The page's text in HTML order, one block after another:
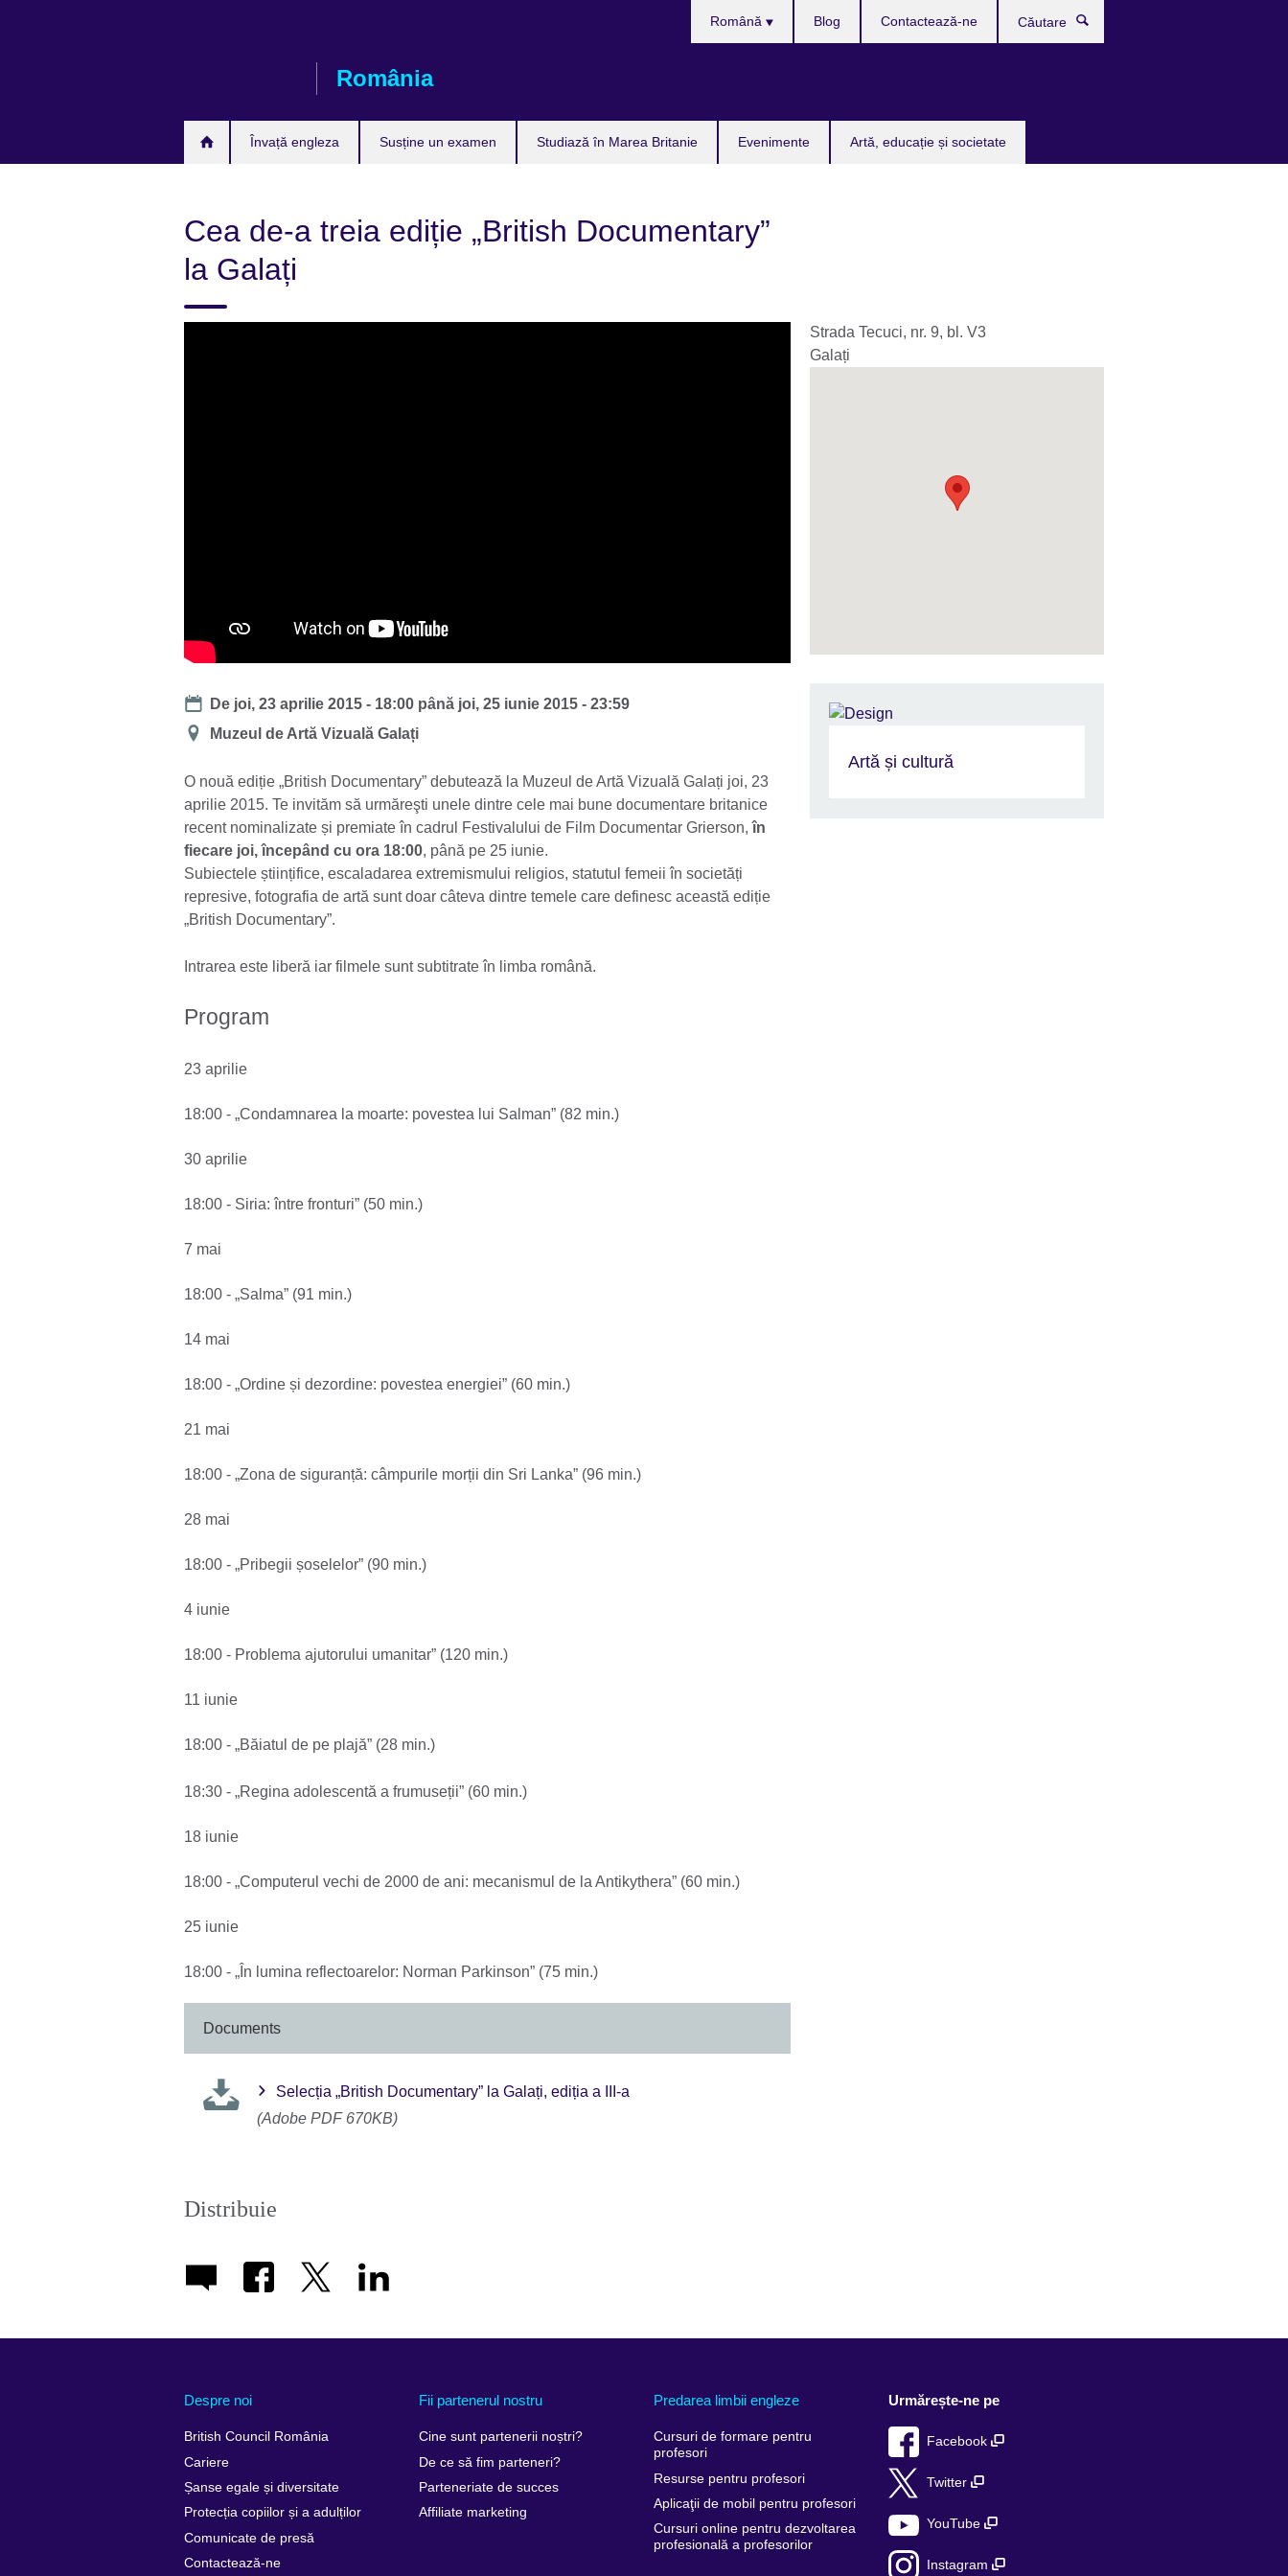
România
Învață engleza Susține un examen Studiază în Marea Britanie Evenimente Artă, educație și societate
Română Blog Contactează-ne
Cea de-a treia ediție „British Documentary”
la Galați
Date
De joi, 23 aprilie 2015 - 18:00 până joi, 25 iunie 2015 - 23:59
Locație
Muzeul de Artă Vizuală Galați
O nouă ediție „British Documentary” debutează la Muzeul de Artă Vizuală Galați joi, 23
aprilie 2015. Te invităm să urmăreşti unele dintre cele mai bune documentare britanice
recent nominalizate și premiate în cadrul Festivalului de Film Documentar Grierson,în
fiecare joi, începând cu ora 18:00, până pe 25 iunie.
Subiectele științifice, escaladarea extremismului religios, statutul femeii în societăți
represive, fotografia de artă sunt doar câteva dintre temele care definesc această ediție
„British Documentary”.
Intrarea este liberă iar filmele sunt subtitrate în limba română.
Program
23 aprilie
18:00 - „Condamnarea la moarte: povestea lui Salman” (82 min.)
30 aprilie
18:00 - Siria: între fronturi” (50 min.)
7 mai
18:00 - „Salma” (91 min.)
14 mai
18:00 - „Ordine și dezordine: povestea energiei” (60 min.)
21 mai
18:00 - „Zona de siguranță: câmpurile morții din Sri Lanka” (96 min.)
28 mai
18:00 - „Pribegii șoselelor” (90 min.)
4 iunie
18:00 - Problema ajutorului umanitar” (120 min.)
11 iunie
18:00 - „Băiatul de pe plajă” (28 min.)
18:30 - „Regina adolescentă a frumuseții” (60 min.)
18 iunie
18:00 - „Computerul vechi de 2000 de ani: mecanismul de la Antikythera” (60 min.)
25 iunie
18:00 - „În lumina reflectoarelor: Norman Parkinson” (75 min.)
Documents
Selecția „British Documentary” la Galați, ediția a III-a
(Adobe PDF 670KB)
Distribuie
Strada Tecuci, nr. 9, bl. V3
Galați
Artă și cultură
Despre noi
British Council România
Cariere
Șanse egale și diversitate
Protecția copiilor și a adulților
Comunicate de presă
Contactează-ne
Fii partenerul nostru
Cine sunt partenerii noștri?
De ce să fim parteneri?
Parteneriate de succes
Affiliate marketing
Predarea limbii engleze
Cursuri de formare pentru
profesori
Resurse pentru profesori
Aplicaţii de mobil pentru profesori
Cursuri online pentru dezvoltarea
profesională a profesorilor
Urmărește-ne pe
Facebook
Twitter
YouTube
Instagram